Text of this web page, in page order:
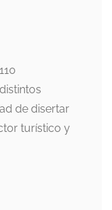
de disertar
turístico y